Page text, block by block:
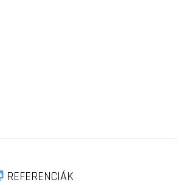
REFERENCIÁK